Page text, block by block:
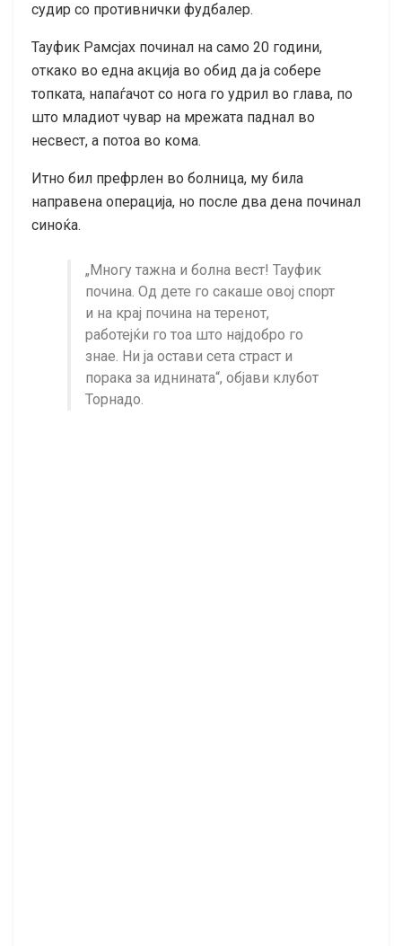
судир со противнички фудбалер.
Тауфик Рамсјах починал на само 20 години,
откако во една акција во обид да ја собере
топката, напаѓачот со нога го удрил во глава, по
што младиот чувар на мрежата паднал во
несвест, а потоа во кома.
Итно бил префрлен во болница, му била
направена операција, но после два дена починал
синоќа.
„Многу тажна и болна вест! Тауфик
почина. Од дете го сакаше овој спорт
и на крај почина на теренот,
работејќи го тоа што најдобро го
знае. Ни ја остави сета страст и
порака за иднината“, објави клубот
Торнадо.